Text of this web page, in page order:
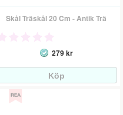
Skål Träskål 20 Cm - Antik Trä
279 kr